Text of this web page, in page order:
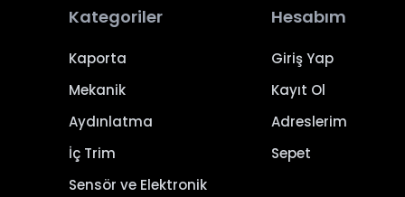
Kategoriler
Kaporta
Mekanik
Aydınlatma
İç Trim
Sensör ve Elektronik
Hesabım
Giriş Yap
Kayıt Ol
Adreslerim
Sepet